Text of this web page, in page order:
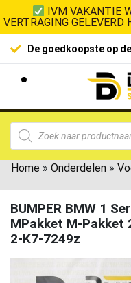
IVM VAKANTIE
VERTRAGING
De goedkoopste op
Home » Onderdelen »
BUMPER BMW 1
MPakket M-Pakket
2-K7-7249z